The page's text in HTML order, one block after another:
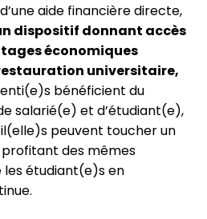
aide financière directe,
dispositif donnant accès
économiques
universitaire,
bénéficient du
salarié(e) et d’étudiant(e),
peuvent toucher un
des mêmes
les étudiant(e)s en